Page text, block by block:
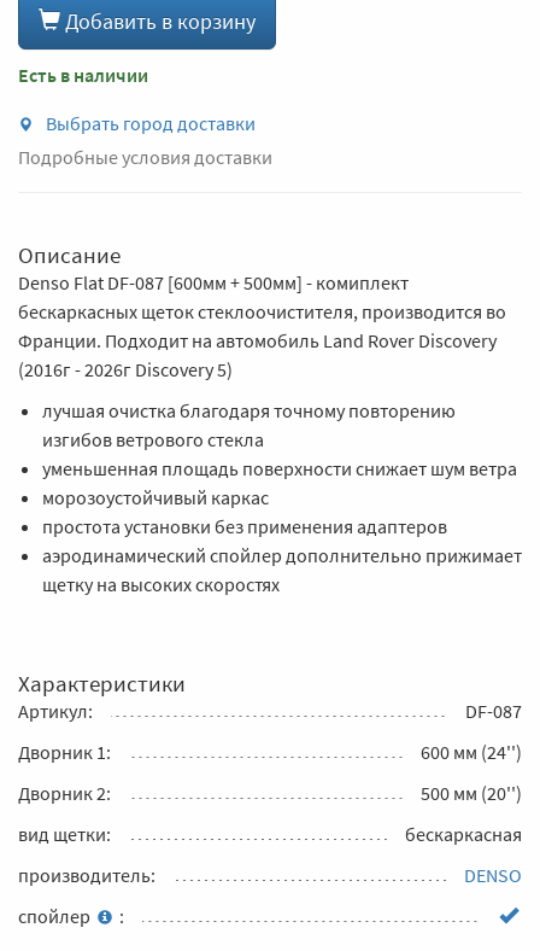
Добавить в корзину
Есть в наличии
Выбрать город доставки
Подробные условия доставки
Описание
Denso Flat DF-087 [600мм + 500мм] - комиплект
бескаркасных щеток стеклоочистителя, производится во
Франции. Подходит на автомобиль Land Rover Discovery
(2016г - 2026г Discovery 5)
лучшая очистка благодаря точному повторению
изгибов ветрового стекла
уменьшенная площадь поверхности снижает шум ветра
морозоустойчивый каркас
простота установки без применения адаптеров
аэродинамический спойлер дополнительно прижимает
щетку на высоких скоростях
Характеристики
Артикул:
DF-087
Дворник 1:
600 мм (24'')
Дворник 2:
500 мм (20'')
вид щетки:
бескаркасная
производитель:
DENSO
спойлер
: